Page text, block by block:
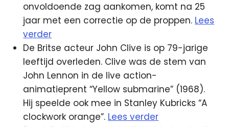
onvoldoende zag aankomen, komt na 25
jaar met een correctie op de proppen. Lees
verder
De Britse acteur John Clive is op 79-jarige
leeftijd overleden. Clive was de stem van
John Lennon in de live action-
animatieprent “Yellow submarine” (1968).
Hij speelde ook mee in Stanley Kubricks “A
clockwork orange”. Lees verder